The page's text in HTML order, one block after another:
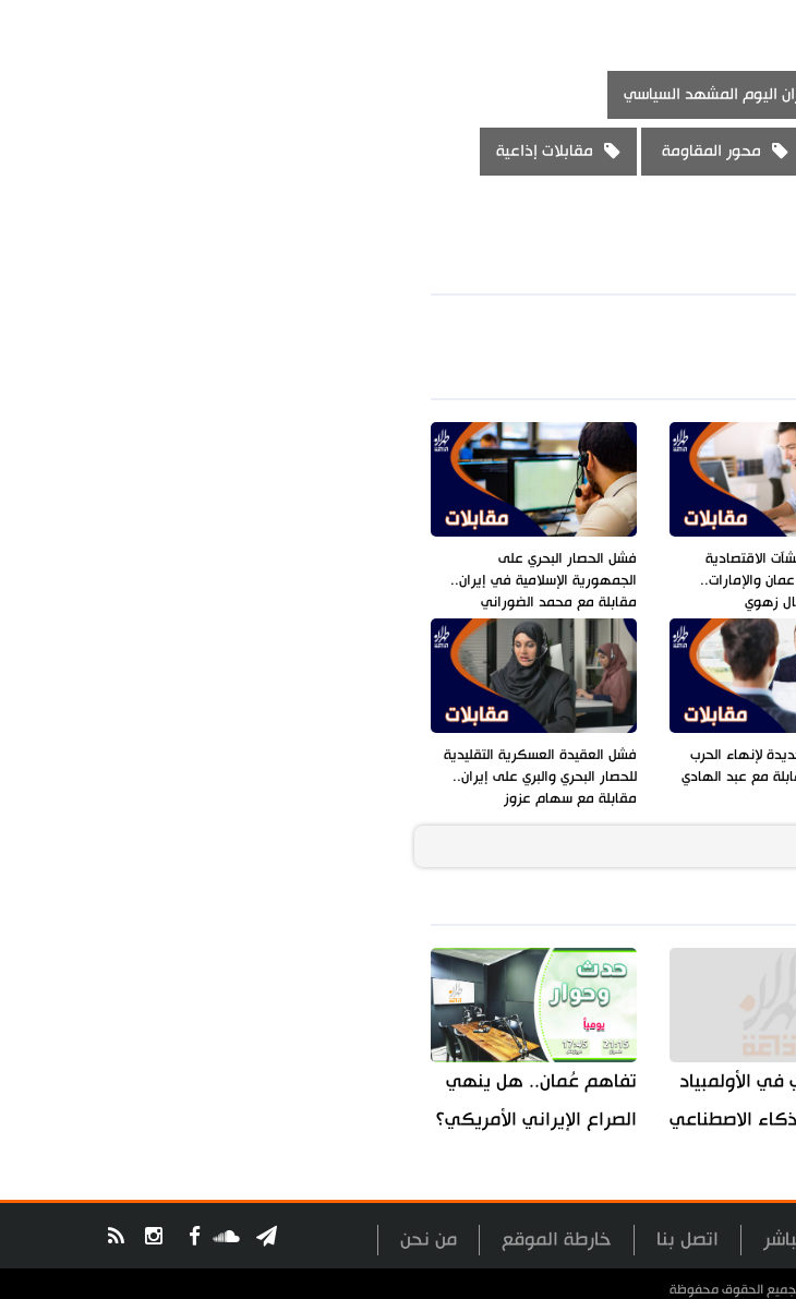
اليوم المشهد السياسي
محور المقاومة مقابلات إذاعية
الاقتصادية
والإمارات..
زهوي
فشل الحصار البحري على
الجمهورية الإسلامية في إيران..
مقابلة مع محمد الضوراني
لإنهاء الحرب
مع عبد الهادي
فشل العقيدة العسكرية التقليدية
للحصار البحري والبري على إيران..
مقابلة مع سهام عزوز
في الأولمبياد
الاصطناعي
تفاهم عُمان.. هل ينهي
الصراع الإيراني الأمريكي؟
اتصل بنا خارطة الموقع من نحن
جميع الحقوق محفوظة